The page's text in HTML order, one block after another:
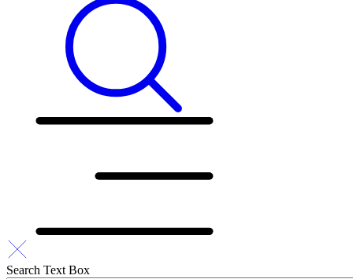
Search Text Box